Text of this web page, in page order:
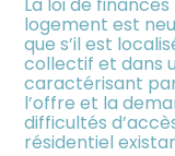
logement est
que s’il est
collectif et dans
caractérisant
l’offre et la
difficultés
résidentiel